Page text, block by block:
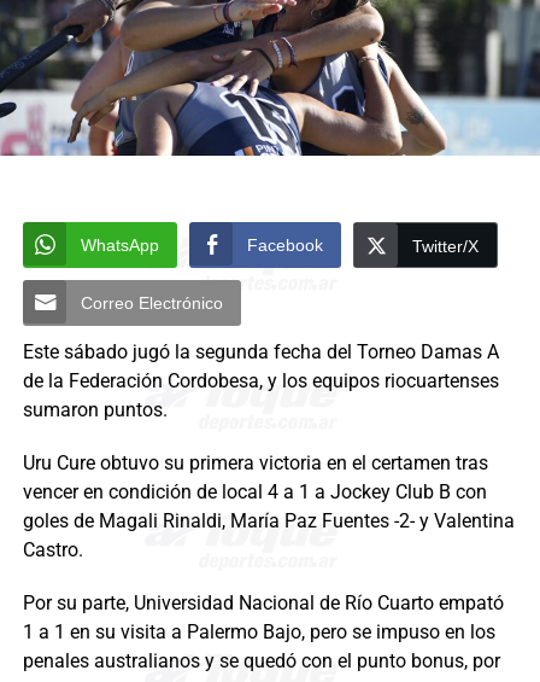
WhatsApp Facebook Twitter/X
Correo Electrónico
Este sábado jugó la segunda fecha del Torneo Damas A
de la Federación Cordobesa, y los equipos riocuartenses
sumaron puntos.
Uru Cure obtuvo su primera victoria en el certamen tras
vencer en condición de local 4 a 1 a Jockey Club B con
goles de Magali Rinaldi, María Paz Fuentes -2- y Valentina
Castro.
Por su parte, Universidad Nacional de Río Cuarto empató
1 a 1 en su visita a Palermo Bajo, pero se impuso en los
penales australianos y se quedó con el punto bonus, por